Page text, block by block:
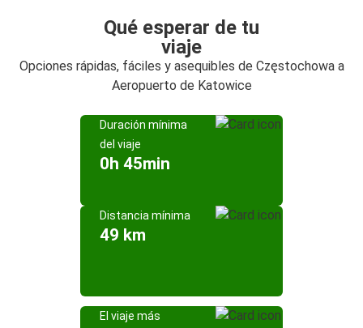
Qué esperar de tu
viaje
Opciones rápidas, fáciles y asequibles de Częstochowa a
Aeropuerto de Katowice
Duración mínima
del viaje
0h 45min
Distancia mínima
49 km
El viaje más